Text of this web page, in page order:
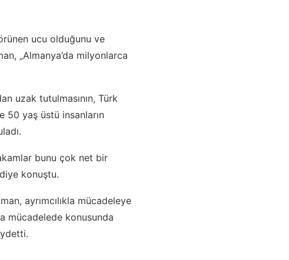
ucu olduğunu ve
„Almanya’da milyonlarca
uzak tutulmasının, Türk
50 yaş üstü insanların
bunu çok net bir
konuştu.
ayrımcılıkla mücadeleye
mücadelede konusunda